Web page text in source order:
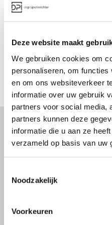
Deze website maakt
We gebruiken cookies om
personaliseren, om
en om ons websiteverkeer
informatie over uw gebruik
partners voor social media,
partners kunnen deze
informatie die u aan ze
verzameld op basis van uw
Noodzakelijk
Voorkeuren
Vanaf €
Bekijk
Over deprojectinrichter
van de beste werkomgeving
passie en enthousiasme in om
met het oog op nu; dankzij ons
kijken we ook naar de toekomst.